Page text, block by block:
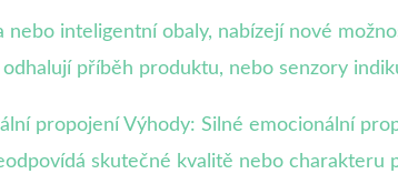
inteligentní obaly, nabízejí nové
příběh produktu, nebo senzory
propojení Výhody: Silné emocionální
skutečné kvalitě nebo charakteru